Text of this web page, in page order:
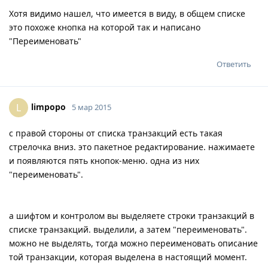
Хотя видимо нашел, что имеется в виду, в общем списке
это похоже кнопка на которой так и написано
"Переименовать"
Ответить
L limpopo 5 мар 2015
с правой стороны от списка транзакций есть такая
стрелочка вниз. это пакетное редактирование. нажимаете
и появляются пять кнопок-меню. одна из них
"переименовать".
а шифтом и контролом вы выделяете строки транзакций в
списке транзакций. выделили, а затем "переименовать".
можно не выделять, тогда можно переименовать описание
той транзакции, которая выделена в настоящий момент.